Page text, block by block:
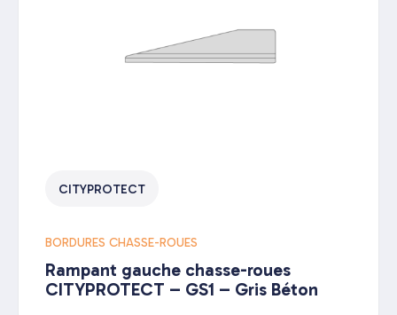
CITYPROTECT
BORDURES CHASSE-ROUES
Rampant gauche chasse-roues
CITYPROTECT – GS1 – Gris Béton